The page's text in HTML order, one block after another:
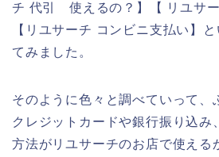
チ 代引 使えるの？】【 リユサー
【リユサーチ コンビニ支払い】
てみました。
そのように色々と調べていって、
クレジットカードや銀行振り込み
方法がリユサーチのお店で使える